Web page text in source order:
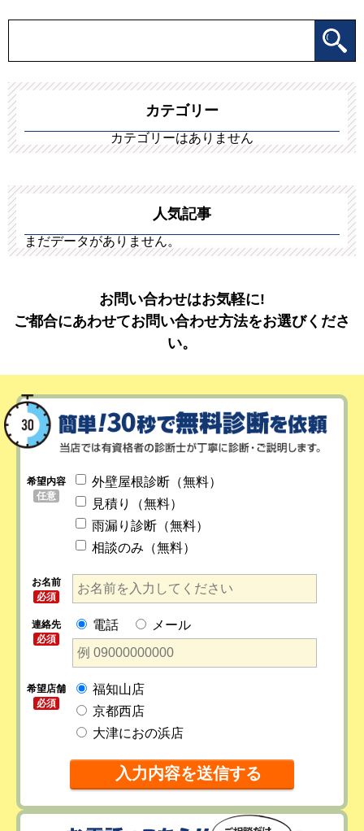
カテゴリー
カテゴリーはありません
人気記事
まだデータがありません。
お問い合わせはお気軽に!
ご都合にあわせてお問い合わせ方法をお選びくださ
い。
希望内容
任意
外壁屋根診断（無料）
見積り（無料）
雨漏り診断（無料）
相談のみ（無料）
お名前
必須
連絡先
必須
電話 メール
希望店舗
必須
福知山店
京都西店
大津におの浜店